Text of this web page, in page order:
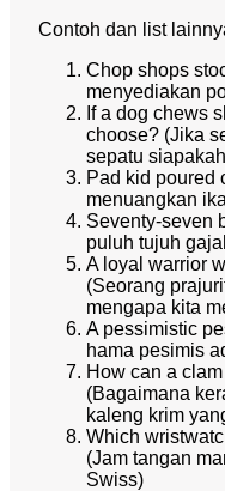
Contoh dan list
Chop shops
menyediakan
If a dog chews
choose? (Jika
sepatu
Pad kid poured
menuangkan
Seventy-seven
puluh tujuh
A loyal warrior
(Seorang
mengapa kita
A pessimistic
hama pesimis
How can a
(Bagaimana
kaleng krim
Which
(Jam tangan
Swiss)